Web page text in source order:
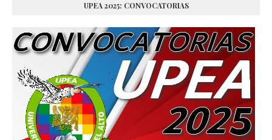
UPEA 2025: CONVOCATORIAS